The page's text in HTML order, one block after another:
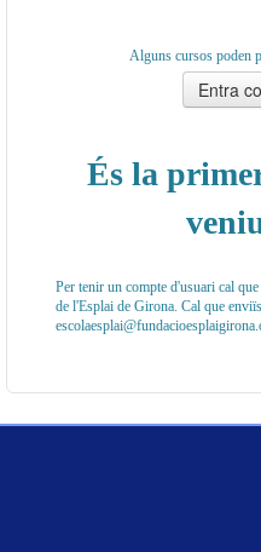
Alguns cursos poden
És la
Per tenir un compte d'usuari cal
de l'Esplai de Girona. Cal que